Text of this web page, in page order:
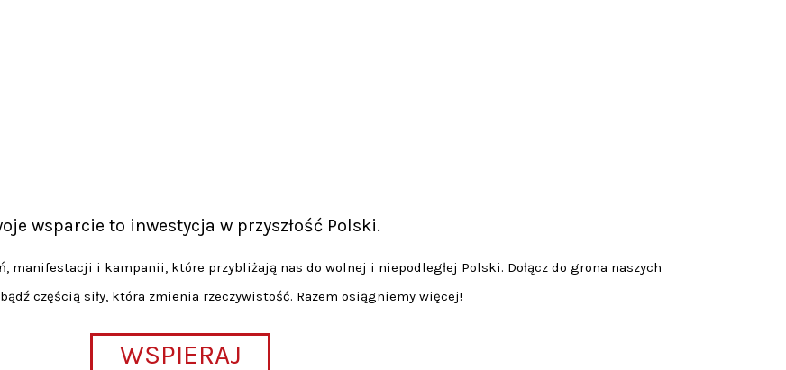
wsparcie to inwestycja w przyszłość Polski.
manifestacji i kampanii, które przybliżają nas do wolnej i niepodległej Polski. Dołącz do grona naszych
częścią siły, która zmienia rzeczywistość. Razem osiągniemy więcej!
WSPIERAJ